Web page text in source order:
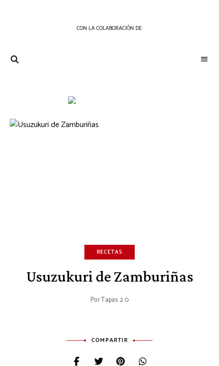
CON LA COLABORACIÓN DE:
GOURMET
JOURNAL
Periódico
Gastronomía
RECETAS
Usuzukuri de Zamburiñas
PorTapas 2.0
COMPARTIR